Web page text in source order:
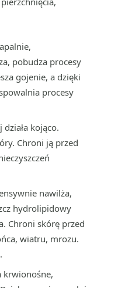
pobudza procesy
gojenie, a dzięki
procesy
kojąco.
Chroni ją przed
nawilża,
hydrolipidowy
Chroni skórę przed
wiatru, mrozu.
krwionośne,